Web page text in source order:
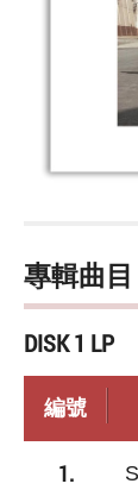
專輯曲
DISK 1 LP
編號
1.